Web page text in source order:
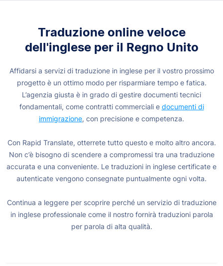
Traduzione online veloce
dell'inglese per il Regno Unito
Affidarsi a servizi di traduzione in inglese per il vostro prossimo
progetto è un ottimo modo per risparmiare tempo e fatica.
L’agenzia giusta è in grado di gestire documenti tecnici
fondamentali, come contratti commerciali e documenti di
immigrazione, con precisione e competenza.
Con Rapid Translate, otterrete tutto questo e molto altro ancora.
Non c’è bisogno di scendere a compromessi tra una traduzione
accurata e una conveniente. Le traduzioni in inglese certificate e
autenticate vengono consegnate puntualmente ogni volta.
Continua a leggere per scoprire perché un servizio di traduzione
in inglese professionale come il nostro fornirà traduzioni parola
per parola di alta qualità.